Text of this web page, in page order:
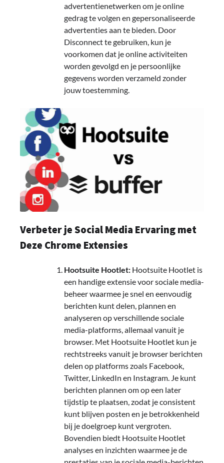
advertentienetwerken om je online
gedrag te volgen en gepersonaliseerde
advertenties aan te bieden. Door
Disconnect te gebruiken, kun je
voorkomen dat je online activiteiten
worden gevolgd en je persoonlijke
gegevens worden verzameld zonder
jouw toestemming.
Verbeter je Social Media Ervaring met
Deze Chrome Extensies
Hootsuite Hootlet: Hootsuite Hootlet is
een handige extensie voor sociale media-
beheer waarmee je snel en eenvoudig
berichten kunt delen, plannen en
analyseren op verschillende sociale
media-platforms, allemaal vanuit je
browser. Met Hootsuite Hootlet kun je
rechtstreeks vanuit je browser berichten
delen op platforms zoals Facebook,
Twitter, LinkedIn en Instagram. Je kunt
berichten plannen om op een later
tijdstip te plaatsen, zodat je consistent
kunt blijven posten en je betrokkenheid
bij je doelgroep kunt vergroten.
Bovendien biedt Hootsuite Hootlet
analyses en inzichten waarmee je de